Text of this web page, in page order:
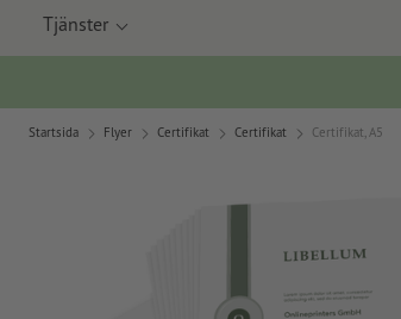
Tjänster
Startsida Flyer Certifikat Certifikat Certifikat, A5